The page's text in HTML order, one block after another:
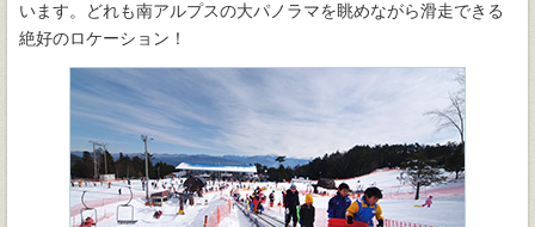
います。どれも南アルプスの大パノラマを眺めながら滑走できる
絶好のロケーション！